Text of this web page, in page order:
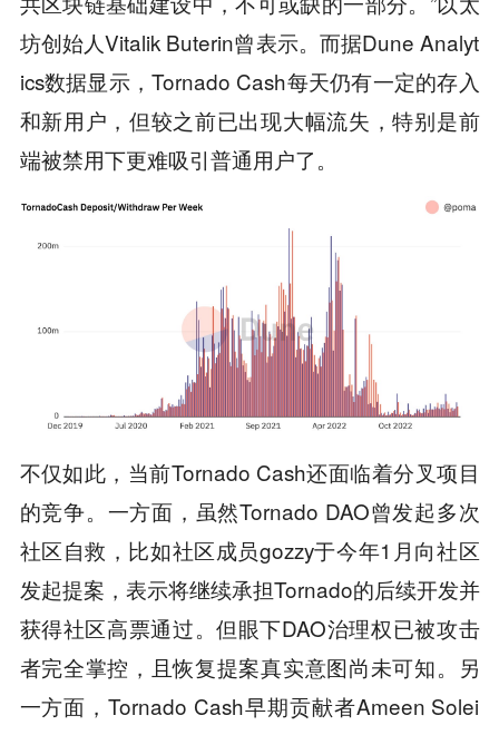
坊创始人Vitalik Buterin曾表示。而据Dune Analyt
ics数据显示，Tornado Cash每天仍有一定的存入
和新用户，但较之前已出现大幅流失，特别是前
端被禁用下更难吸引普通用户了。
不仅如此，当前Tornado Cash还面临着分叉项目
的竞争。一方面，虽然Tornado DAO曾发起多次
社区自救，比如社区成员gozzy于今年1月向社区
发起提案，表示将继续承担Tornado的后续开发并
获得社区高票通过。但眼下DAO治理权已被攻击
者完全掌控，且恢复提案真实意图尚未可知。另
一方面，Tornado Cash早期贡献者Ameen Solei